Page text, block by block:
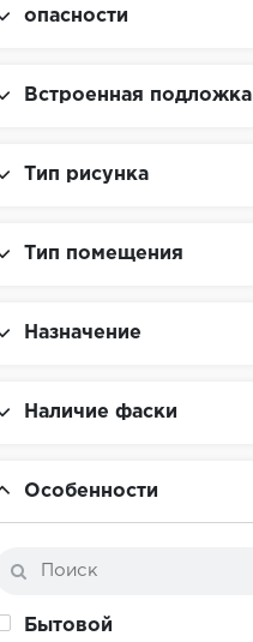
опасности
Встроенная подложка
Тип рисунка
Тип помещения
Назначение
Наличие фаски
Особенности
Бытовой